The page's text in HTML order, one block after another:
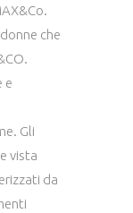
che
e
Gli
vista
da